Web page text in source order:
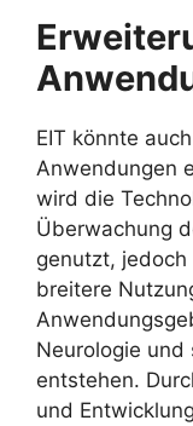
EIT könnte
Anwendungen
wird die
Überwachung
genutzt,
breitere
Neurologie und
entstehen.
und